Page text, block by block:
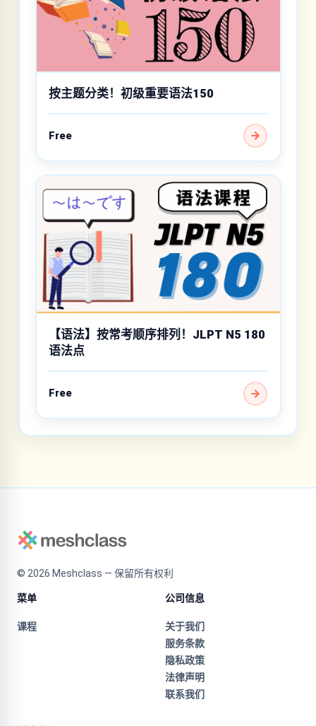
按主题分类！初级重要语法150
Free
【语法】按常考顺序排列！JLPT N5 180
语法点
Free
© 2026 Meshclass — 保留所有权利
菜单
课程
公司信息
关于我们
服务条款
隐私政策
法律声明
联系我们